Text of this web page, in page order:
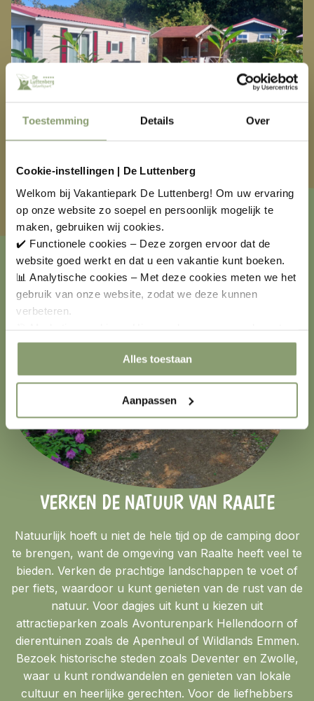
Toestemming Details Over
Cookie-instellingen | De Luttenberg
Welkom bij Vakantiepark De Luttenberg! Om uw ervaring
op onze website zo soepel en persoonlijk mogelijk te
maken, gebruiken wij cookies.
✔️ Functionele cookies – Deze zorgen ervoor dat de
website goed werkt en dat u een vakantie kunt boeken.
📊 Analytische cookies – Met deze cookies meten we het
gebruik van onze website, zodat we deze kunnen
verbeteren.
aanbiedingen en advertenties laten zien.
Alles toestaan
Aanpassen
VERKEN DE NATUUR VAN RAALTE
Natuurlijk hoeft u niet de hele tijd op de camping door
te brengen, want de omgeving van Raalte heeft veel te
bieden. Verken de prachtige landschappen te voet of
per fiets, waardoor u kunt genieten van de rust van de
natuur. Voor dagjes uit kunt u kiezen uit
attractieparken zoals Avonturenpark Hellendoorn of
dierentuinen zoals de Apenheul of Wildlands Emmen.
Bezoek historische steden zoals Deventer en Zwolle,
waar u kunt rondwandelen en genieten van lokale
cultuur en heerlijke gerechten. Voor de liefhebbers